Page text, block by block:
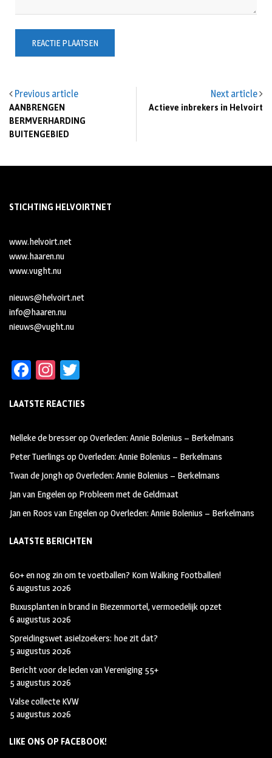
Previous article
AANBRENGEN
BERMVERHARDING
BUITENGEBIED
Next article
Actieve inbrekers in Helvoirt
STICHTING HELVOIRTNET
www.helvoirt.net
www.haaren.nu
www.vught.nu
nieuws@helvoirt.net
info@haaren.nu
nieuws@vught.nu
Fa
b
oo
k
In
ag
m
tt
LAATSTE REACTIES
Nelleke de bresseropOverleden: Annie Bolenius – Berkelmans
Peter Tuerlings opOverleden: Annie Bolenius – Berkelmans
Twan de JonghopOverleden: Annie Bolenius – Berkelmans
Jan van Engelenop Probleem met de Geldmaat
Jan en Roos van EngelenopOverleden: Annie Bolenius – Berkelmans
LAATSTE BERICHTEN
60+ en nog zin om te voetballen? Kom Walking Footballen!
6 augustus 2026
Buxusplanten in brand in Biezenmortel, vermoedelijk opzet
6 augustus 2026
Spreidingswet asielzoekers: hoe zit dat?
5 augustus 2026
Bericht voor de leden van Vereniging 55+
5 augustus 2026
Valse collecte KVW
5 augustus 2026
LIKE ONS OP FACEBOOK!